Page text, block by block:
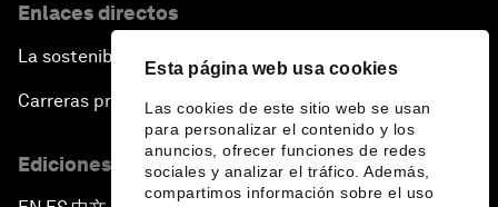
Esta página web usa cookies
Las cookies de este sitio web se usan
para personalizar el contenido y los
anuncios, ofrecer funciones de redes
sociales y analizar el tráfico. Además,
compartimos información sobre el uso
Enlaces directos
La sostenibilidad en el Foro
Carreras profesionales
Ediciones en otros idiomas